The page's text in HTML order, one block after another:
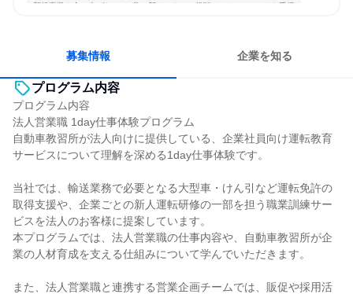
新規事業を立ち上げたい 常に新しいものに挑戦 チームワークを重視
募集情報 企業を知る
プログラム内容
プログラム内容
法人営業職 1day仕事体験プログラム
自動車教習所が法人向けに提供している、企業社員向け運転教育
サービスについて理解を深める1day仕事体験です。
当社では、輸送業務で必要となる大型車・けん引など運転免許の
取得支援や、企業ごとの新人運転研修の一部を担う職業訓練サー
ビスを法人のお客様に提案しています。
本プログラムでは、法人営業職の仕事内容や、自動車教習所が企
業の人材育成を支える仕組みについて学んでいただきます。
また、法人営業職と連携する営業企画チームでは、販促や採用活